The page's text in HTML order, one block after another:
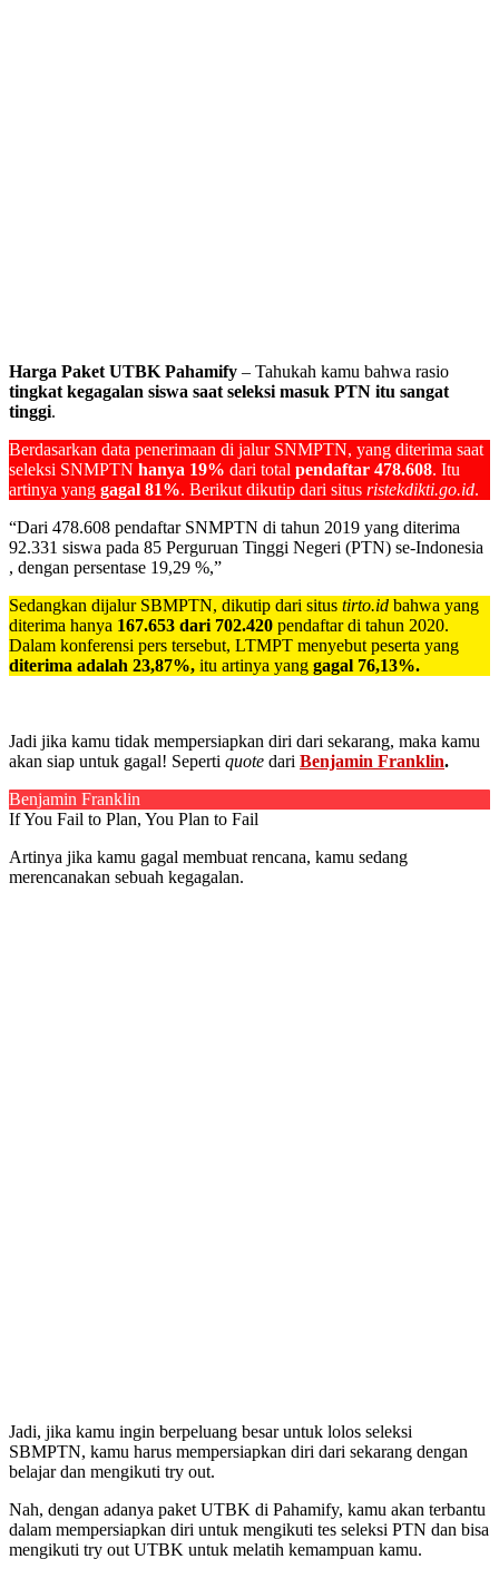
Harga Paket UTBK Pahamify – Tahukah kamu bahwa rasio
tingkat kegagalan siswa saat seleksi masuk PTN itu sangat
tinggi.
Berdasarkan data penerimaan di jalur SNMPTN, yang diterima saat
seleksi SNMPTN hanya 19% dari total pendaftar 478.608. Itu
artinya yang gagal 81%. Berikut dikutip dari situs ristekdikti.go.id.
“Dari 478.608 pendaftar SNMPTN di tahun 2019 yang diterima
92.331 siswa pada 85 Perguruan Tinggi Negeri (PTN) se-Indonesia
, dengan persentase 19,29 %,”
Sedangkan dijalur SBMPTN, dikutip dari situs tirto.id bahwa yang
diterima hanya 167.653 dari 702.420 pendaftar di tahun 2020.
Dalam konferensi pers tersebut, LTMPT menyebut peserta yang
diterima adalah 23,87%, itu artinya yang gagal 76,13%.
Jadi jika kamu tidak mempersiapkan diri dari sekarang, maka kamu
akan siap untuk gagal! Seperti quote dari Benjamin Franklin.
Benjamin Franklin
If You Fail to Plan, You Plan to Fail
Artinya jika kamu gagal membuat rencana, kamu sedang
merencanakan sebuah kegagalan.
Jadi, jika kamu ingin berpeluang besar untuk lolos seleksi
SBMPTN, kamu harus mempersiapkan diri dari sekarang dengan
belajar dan mengikuti try out.
Nah, dengan adanya paket UTBK di Pahamify, kamu akan terbantu
dalam mempersiapkan diri untuk mengikuti tes seleksi PTN dan bisa
mengikuti try out UTBK untuk melatih kemampuan kamu.